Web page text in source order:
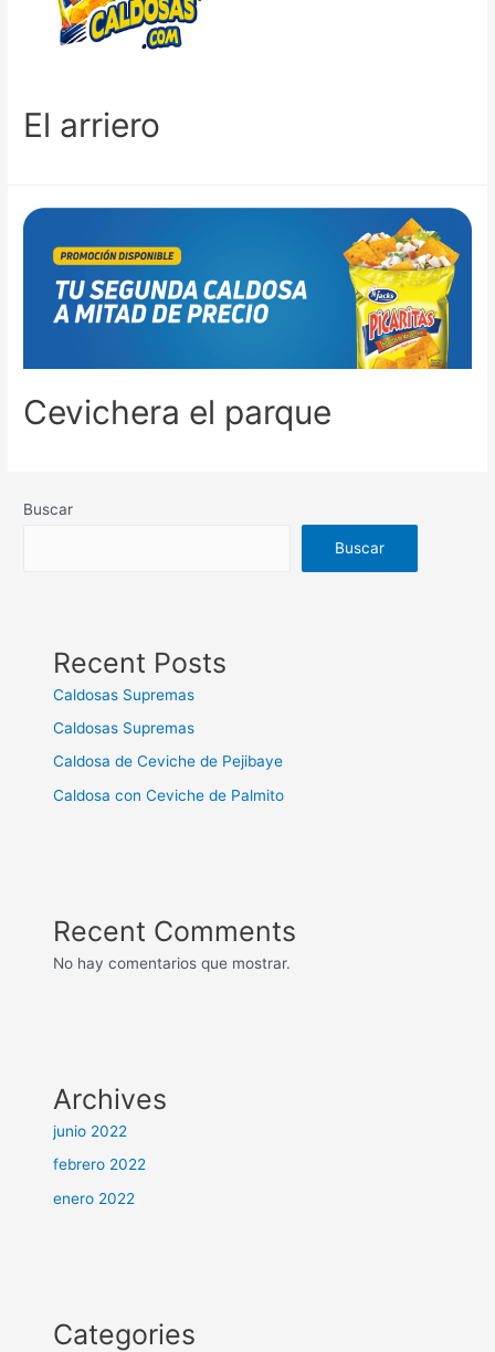
El arriero
Cevichera el parque
Buscar
Buscar
Recent Posts
Caldosas Supremas
Caldosas Supremas
Caldosa de Ceviche de Pejibaye
Caldosa con Ceviche de Palmito
Recent Comments
No hay comentarios que mostrar.
Archives
junio 2022
febrero 2022
enero 2022
Categories